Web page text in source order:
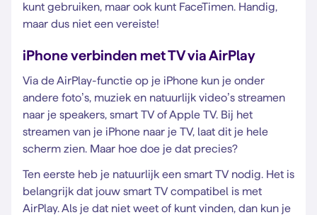
kunt gebruiken, maar ook kunt FaceTimen. Handig,
maar dus niet een vereiste!
iPhone verbinden met TV via AirPlay
Via de AirPlay-functie op je iPhone kun je onder
andere foto’s, muziek en natuurlijk video’s streamen
naar je speakers, smart TV of Apple TV. Bij het
streamen van je iPhone naar je TV, laat dit je hele
scherm zien. Maar hoe doe je dat precies?
Ten eerste heb je natuurlijk een smart TV nodig. Het is
belangrijk dat jouw smart TV compatibel is met
AirPlay. Als je dat niet weet of kunt vinden, dan kun je